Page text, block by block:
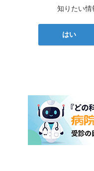
知りたい
はい